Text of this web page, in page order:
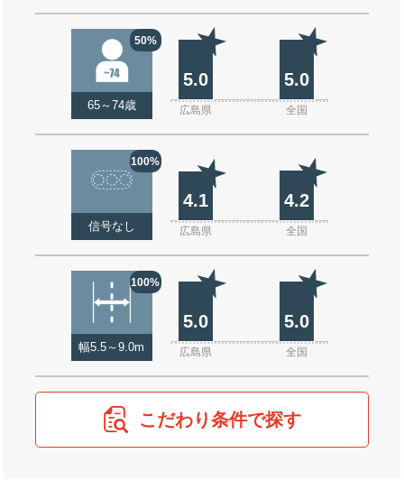
50%
65～74歳
5.0 5.0
広島県 全国
100%
信号なし
4.1 4.2
広島県 全国
100%
幅5.5～9.0m
5.0 5.0
広島県 全国
こだわり条件で探す